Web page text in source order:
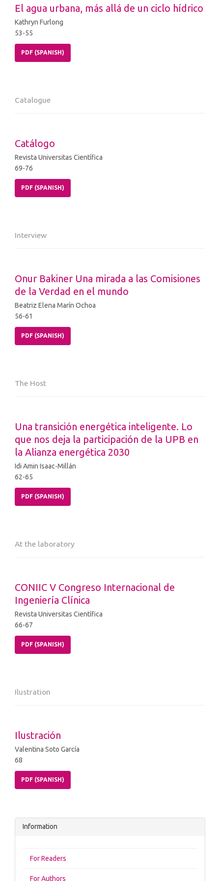
El agua urbana, más allá de un ciclo hídrico
Kathryn Furlong
53-55
PDF (SPANISH)
Catalogue
Catálogo
Revista Universitas Científica
69-76
PDF (SPANISH)
Interview
Onur Bakiner Una mirada a las Comisiones
de la Verdad en el mundo
Beatriz Elena Marín Ochoa
56-61
PDF (SPANISH)
The Host
Una transición energética inteligente. Lo
que nos deja la participación de la UPB en
la Alianza energética 2030
Idi Amin Isaac-Millán
62-65
PDF (SPANISH)
At the laboratory
CONIIC V Congreso Internacional de
Ingeniería Clínica
Revista Universitas Científica
66-67
PDF (SPANISH)
Ilustration
Ilustración
Valentina Soto García
68
PDF (SPANISH)
Information
For Readers
For Authors